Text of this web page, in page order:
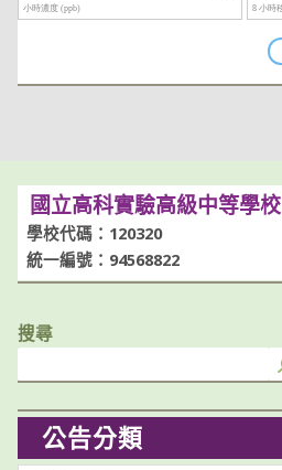
國立高科實驗高級中等學校
學校代碼：120320
統一編號：94568822
搜尋
公告分類